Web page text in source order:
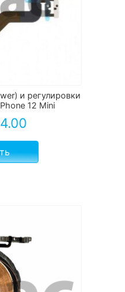
и регулировки
12 Mini